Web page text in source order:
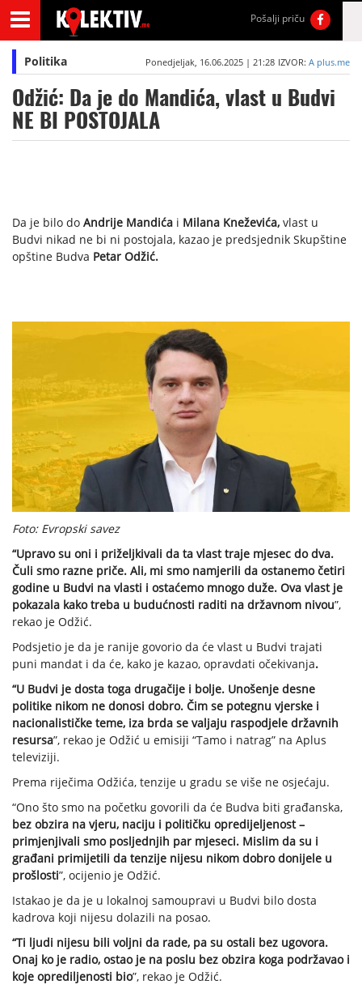
Pošalji priču
Politika Ponedjeljak, 16.06.2025 | 21:28 IZVOR: A plus.me
Odžić: Da je do Mandića, vlast u Budvi
NE BI POSTOJALA
Da je bilo do Andrije Mandića i Milana Kneževića, vlast u
Budvi nikad ne bi ni postojala, kazao je predsjednik Skupštine
opštine Budva Petar Odžić.
Foto: Evropski savez
“Upravo su oni i priželjkivali da ta vlast traje mjesec do dva.
Čuli smo razne priče. Ali, mi smo namjerili da ostanemo četiri
godine u Budvi na vlasti i ostaćemo mnogo duže. Ova vlast je
pokazala kako treba u budućnosti raditi na državnom nivou”,
rekao je Odžić.
Podsjetio je da je ranije govorio da će vlast u Budvi trajati
puni mandat i da će, kako je kazao, opravdati očekivanja.
“U Budvi je dosta toga drugačije i bolje. Unošenje desne
politike nikom ne donosi dobro. Čim se potegnu vjerske i
nacionalističke teme, iza brda se valjaju raspodjele državnih
resursa”, rekao je Odžić u emisiji “Tamo i natrag” na Aplus
televiziji.
Prema riječima Odžića, tenzije u gradu se više ne osjećaju.
“Ono što smo na početku govorili da će Budva biti građanska,
bez obzira na vjeru, naciju i političku opredijeljenost –
primjenjivali smo posljednjih par mjeseci. Mislim da su i
građani primijetili da tenzije nijesu nikom dobro donijele u
prošlosti”, ocijenio je Odžić.
Istakao je da je u lokalnoj samoupravi u Budvi bilo dosta
kadrova koji nijesu dolazili na posao.
“Ti ljudi nijesu bili voljni da rade, pa su ostali bez ugovora.
Onaj ko je radio, ostao je na poslu bez obzira koga podržavao i
koje oprediljenosti bio”, rekao je Odžić.